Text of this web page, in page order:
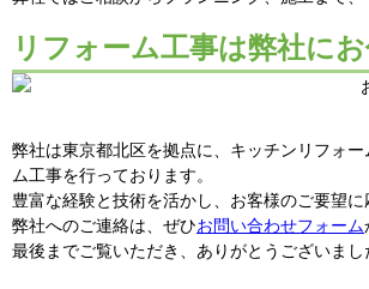
リフォーム工事は弊社に
弊社は東京都北区を拠点に、キッチンリフォ
ム工事を行っております。
豊富な経験と技術を活かし、お客様のご要望に
弊社へのご連絡は、ぜひお問い合わせフォーム
最後までご覧いただき、ありがとうございまし